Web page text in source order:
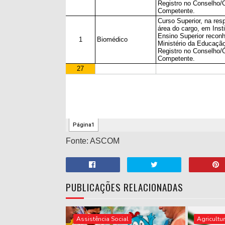
Fonte: ASCOM
PUBLICAÇÕES RELACIONADAS
Assistência Social